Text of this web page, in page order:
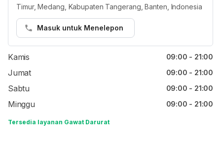
Timur, Medang, Kabupaten Tangerang, Banten, Indonesia
Masuk untuk Menelepon
Senin 09:00 - 21:00
Selasa
Kamis 09:00 - 21:00
Jumat 09:00 - 21:00
Sabtu 09:00 - 21:00
Minggu 09:00 - 21:00
Tersedia layanan Gawat Darurat